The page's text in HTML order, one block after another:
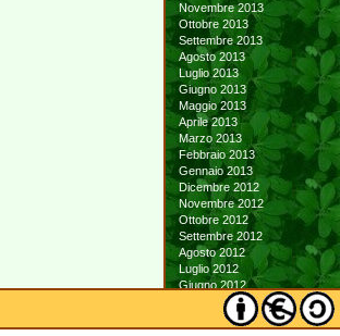
Novembre 2013
Ottobre 2013
Settembre 2013
Agosto 2013
Luglio 2013
Giugno 2013
Maggio 2013
Aprile 2013
Marzo 2013
Febbraio 2013
Gennaio 2013
Dicembre 2012
Novembre 2012
Ottobre 2012
Settembre 2012
Agosto 2012
Luglio 2012
Giugno 2012
Maggio 2012
Aprile 2012